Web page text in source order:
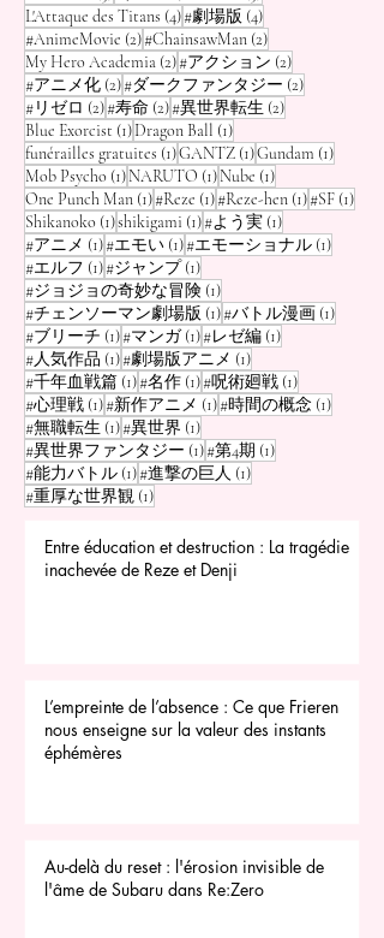
Ball », etc.
L'Attaque des Titans (4)4 posts
#劇場版 (4)4 posts
#AnimeMovie (2)2 posts
#ChainsawMan (2)2 posts
My Hero Academia (2)2 posts
#アクション (2)2 posts
#アニメ化 (2)2 posts
#ダークファンタジー (2)2 posts
#リゼロ (2)2 posts
#寿命 (2)2 posts
#異世界転生 (2)2 posts
Blue Exorcist (1)1 post
Dragon Ball (1)1 post
funérailles gratuites (1)1 post
GANTZ (1)1 post
Gundam (1)1 post
Mob Psycho (1)1 post
NARUTO (1)1 post
Nube (1)1 post
One Punch Man (1)1 post
#Reze (1)1 post
#Reze-hen (1)1 post
#SF (1)1 post
Shikanoko (1)1 post
shikigami (1)1 post
#よう実 (1)1 post
#アニメ (1)1 post
#エモい (1)1 post
#エモーショナル (1)1 post
#エルフ (1)1 post
#ジャンプ (1)1 post
#ジョジョの奇妙な冒険 (1)1 post
#チェンソーマン劇場版 (1)1 post
#バトル漫画 (1)1 post
#ブリーチ (1)1 post
#マンガ (1)1 post
#レゼ編 (1)1 post
#人気作品 (1)1 post
#劇場版アニメ (1)1 post
#千年血戦篇 (1)1 post
#名作 (1)1 post
#呪術廻戦 (1)1 post
#心理戦 (1)1 post
#新作アニメ (1)1 post
#時間の概念 (1)1 post
#無職転生 (1)1 post
#異世界 (1)1 post
#異世界ファンタジー (1)1 post
#第4期 (1)1 post
#能力バトル (1)1 post
#進撃の巨人 (1)1 post
#重厚な世界観 (1)1 post
Entre éducation et destruction : La tragédie
inachevée de Reze et Denji
L’empreinte de l’absence : Ce que Frieren
nous enseigne sur la valeur des instants
éphémères
Au-delà du reset : l'érosion invisible de
l'âme de Subaru dans Re:Zero